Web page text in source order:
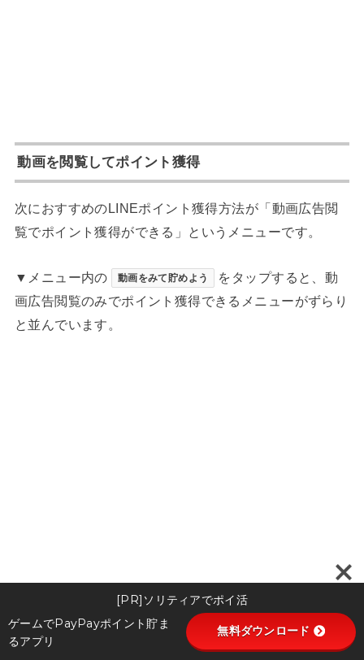
動画を閲覧してポイント獲得
次におすすめのLINEポイント獲得方法が「動画広告閲
覧でポイント獲得ができる」というメニューです。
▼メニュー内の 動画をみて貯めよう
をタップすると、動
画広告閲覧のみでポイント獲得できるメニューがずらり
と並んでいます。
[PR]ソリティアでポイ活
ゲームでPayPayポイント貯ま
るアプリ
無料ダウンロード